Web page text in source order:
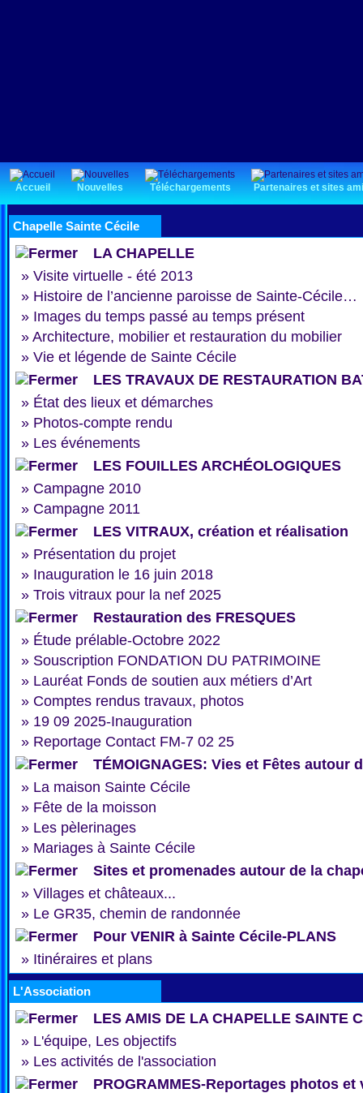
Accueil Nouvelles Téléchargements Partenaires et sites
Chapelle Sainte Cécile
LA CHAPELLE
» Visite virtuelle - été 2013
» Histoire de l’ancienne paroisse de Sainte-Cécile…
» Images du temps passé au temps présent
» Architecture, mobilier et restauration du mobilier
» Vie et légende de Sainte Cécile
LES TRAVAUX DE RESTAURATION
» État des lieux et démarches
» Photos-compte rendu
» Les événements
LES FOUILLES ARCHÉOLOGIQUES
» Campagne 2010
» Campagne 2011
LES VITRAUX, création et réalisation
» Présentation du projet
» Inauguration le 16 juin 2018
» Trois vitraux pour la nef 2025
Restauration des FRESQUES
» Étude prélable-Octobre 2022
» Souscription FONDATION DU PATRIMOINE
» Lauréat Fonds de soutien aux métiers d’Art
» Comptes rendus travaux, photos
» 19 09 2025-Inauguration
» Reportage Contact FM-7 02 25
TÉMOIGNAGES: Vies et Fêtes autour
» La maison Sainte Cécile
» Fête de la moisson
» Les pèlerinages
» Mariages à Sainte Cécile
Sites et promenades autour de la
» Villages et châteaux...
» Le GR35, chemin de randonnée
Pour VENIR à Sainte Cécile-PLANS
» Itinéraires et plans
L'Association
LES AMIS DE LA CHAPELLE SAINTE
» L'équipe, Les objectifs
» Les activités de l'association
PROGRAMMES-Reportages photos et